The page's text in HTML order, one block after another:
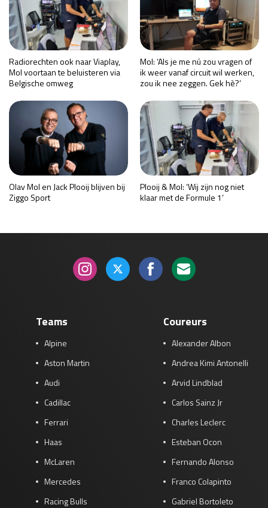
Radiorechten ook naar Viaplay,
Mol voortaan te beluisteren via
Belgische omweg
Mol: ‘Als je me nú zou vragen of
ik weer vanaf circuit wil werken,
zou ik nee zeggen. Gek hè?’
Olav Mol en Jack Plooij blijven bij
Ziggo Sport
Plooij & Mol: ‘Wij zijn nog niet
klaar met de Formule 1’
Teams
Alpine
Aston Martin
Audi
Cadillac
Ferrari
Haas
McLaren
Mercedes
Racing Bulls
Coureurs
Alexander Albon
Andrea Kimi Antonelli
Arvid Lindblad
Carlos Sainz Jr
Charles Leclerc
Esteban Ocon
Fernando Alonso
Franco Colapinto
Gabriel Bortoleto